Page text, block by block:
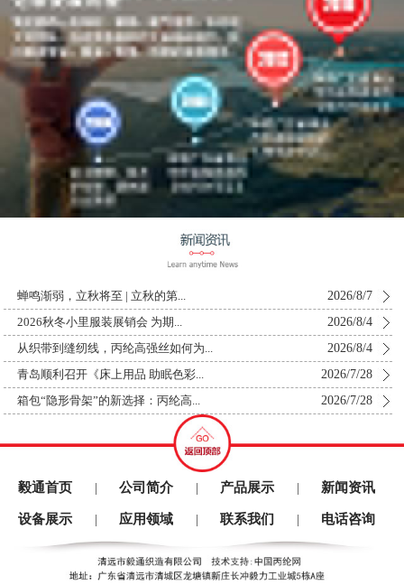
蝉鸣渐弱，立秋将至 | 立秋的第... 2026/8/7
2026秋冬小里服装展销会 为期... 2026/8/4
从织带到缝纫线，丙纶高强丝如何为... 2026/8/4
青岛顺利召开《床上用品 助眠色彩... 2026/7/28
箱包“隐形骨架”的新选择：丙纶高... 2026/7/28
毅通首页 | 公司简介 | 产品展示 | 新闻资讯
设备展示 | 应用领域 | 联系我们 | 电话咨询